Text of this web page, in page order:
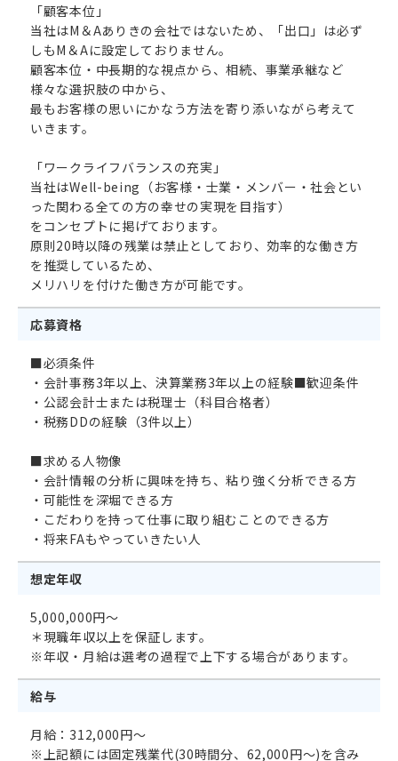
「顧客本位」
当社はM＆Aありきの会社ではないため、「出口」は必ず
しもM＆Aに設定しておりません。
顧客本位・中長期的な視点から、相続、事業承継など
様々な選択肢の中から、
最もお客様の思いにかなう方法を寄り添いながら考えて
いきます。
「ワークライフバランスの充実」
当社はWell-being（お客様・士業・メンバー・社会とい
った関わる全ての方の幸せの実現を目指す）
をコンセプトに掲げております。
原則20時以降の残業は禁止としており、効率的な働き方
を推奨しているため、
メリハリを付けた働き方が可能です。
応募資格
■必須条件
・会計事務3年以上、決算業務3年以上の経験■歓迎条件
・公認会計士または税理士（科目合格者）
・税務DDの経験（3件以上）
■求める人物像
・会計情報の分析に興味を持ち、粘り強く分析できる方
・可能性を深堀できる方
・こだわりを持って仕事に取り組むことのできる方
・将来FAもやっていきたい人
想定年収
5,000,000円～
＊現職年収以上を保証します。
※年収・月給は選考の過程で上下する場合があります。
給与
月給：312,000円～
※上記額には固定残業代(30時間分、62,000円～)を含み